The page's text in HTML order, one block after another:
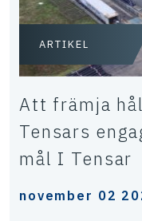
ARTIKEL
Att främja
Tensars
mål I Tensar
november 02